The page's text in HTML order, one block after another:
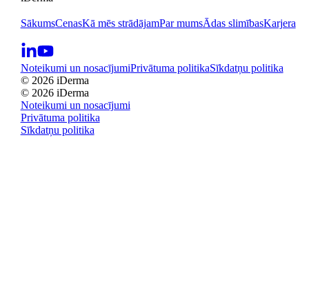
SākumsCenasKā mēs strādājamPar mumsĀdas slimībasKarjera
Noteikumi un nosacījumiPrivātuma politikaSīkdatņu politika
© 2026 iDerma
© 2026 iDerma
Noteikumi un nosacījumi
Privātuma politika
Sīkdatņu politika